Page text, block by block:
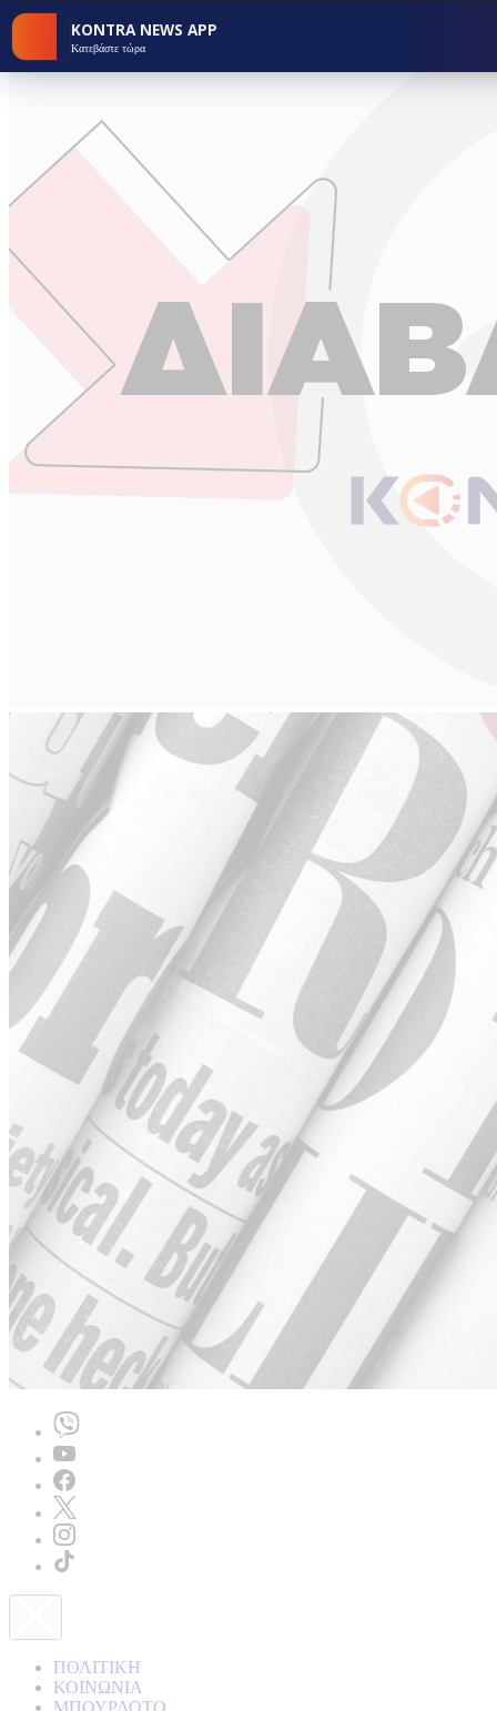
ΠΟΛΙΤΙΚΗ
ΚΟΙΝΩΝΙΑ
ΜΠΟΥΡΛΟΤΟ
KONTRA NEWS APP
Κατεβάστε τώρα